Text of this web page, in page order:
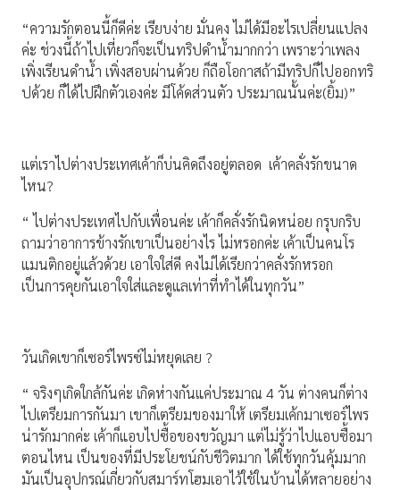
“ความรักตอนนี้ก็ดีค่ะ เรียบง่าย มั่นคง ไม่ได้มีอะไรเปลี่ยนแปลง
ค่ะ ช่วงนี้ถ้าไปเที่ยวก็จะเป็นทริปดำน้ำมากกว่า เพราะว่าเพลง
เพิ่งเรียนดำน้ำ เพิ่งสอบผ่านด้วย ก็ถือโอกาสถ้ามีทริปก็ไปออกทริ
ปด้วย ก็ได้ไปฝึกตัวเองค่ะ มีโค้ดส่วนตัว ประมาณนั้นค่ะ(ยิ้ม)”
แต่เราไปต่างประเทศเค้าก็บ่นคิดถึงอยู่ตลอด เค้าคลั่งรักขนาด
ไหน?
“ ไปต่างประเทศไปกับเพื่อนค่ะ เค้าก็คลั่งรักนิดหน่อย กรุบกริบ
ถามว่าอาการข้างรักเขาเป็นอย่างไร ไม่หรอกค่ะ เค้าเป็นคนโร
แมนติกอยู่แล้วด้วย เอาใจใส่ดี คงไม่ได้เรียกว่าคลั่งรักหรอก
เป็นการคุยกันเอาใจใส่และดูแลเท่าที่ทำได้ในทุกวัน”
วันเกิดเขาก็เซอร์ไพรซ์ไม่หยุดเลย ?
“ จริงๆเกิดใกล้กันค่ะ เกิดห่างกันแค่ประมาณ 4 วัน ต่างคนก็ต่าง
ไปเตรียมการกันมา เขาก็เตรียมของมาให้ เตรียมเค้กมาเซอร์ไพร
น่ารักมากค่ะ เค้าก็แอบไปซื้อของขวัญมา แต่ไม่รู้ว่าไปแอบซื้อมา
ตอนไหน เป็นของที่มีประโยชน์กับชีวิตมาก ได้ใช้ทุกวันคุ้มมาก
มันเป็นอุปกรณ์เกี่ยวกับสมาร์ทโฮมเอาไว้ใช้ในบ้านได้หลายอย่าง